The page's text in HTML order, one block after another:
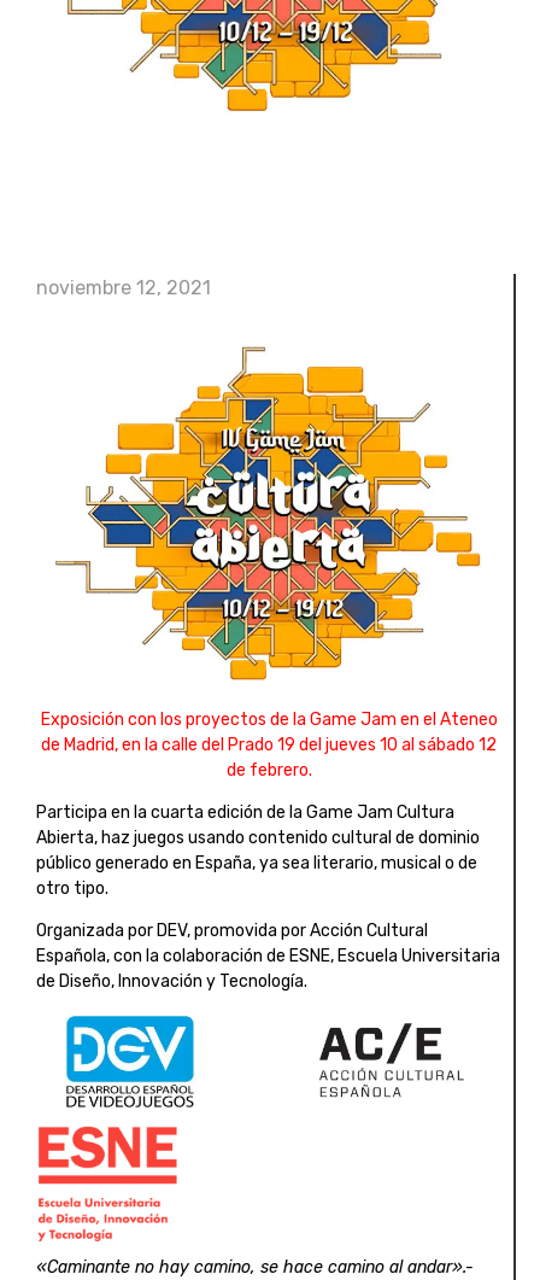
noviembre 12, 2021
Exposición con los proyectos de la Game Jam en el Ateneo
de Madrid, en la calle del Prado 19 del jueves 10 al sábado 12
de febrero.
Participa en la cuarta edición de la Game Jam Cultura
Abierta, haz juegos usando contenido cultural de dominio
público generado en España, ya sea literario, musical o de
otro tipo.
Organizada por DEV, promovida por Acción Cultural
Española, con la colaboración de ESNE, Escuela Universitaria
de Diseño, Innovación y Tecnología.
«Caminante no hay camino, se hace camino al andar».-